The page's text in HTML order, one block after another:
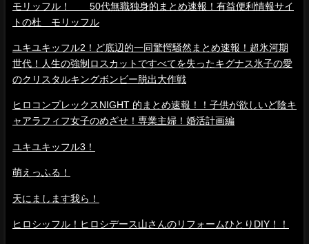
モリッフル！ 50代無職独身的まとめ速報！有益便利情報サイ
トの杜 モリッフル
ユキユキッフル2！ど底辺的一同驚愕騒然まとめ速報！超氷河期
世代！人生の強制ロスカットですべてを失ったキグナス氷子の愛
のクリスタルキングボンビー脱出大作戦
ヒロコンプレックスNIGHT 的まとめ速報！！子供が欲しいど陰キ
ャアラフィフ女子のめざせ！専業主婦！婚活計画編
ユキユキッフル3！
萌えっふる！
天にまします我ら！
ヒロシッフル！ヒロシデース山さんのリフォームひとりDIY！！